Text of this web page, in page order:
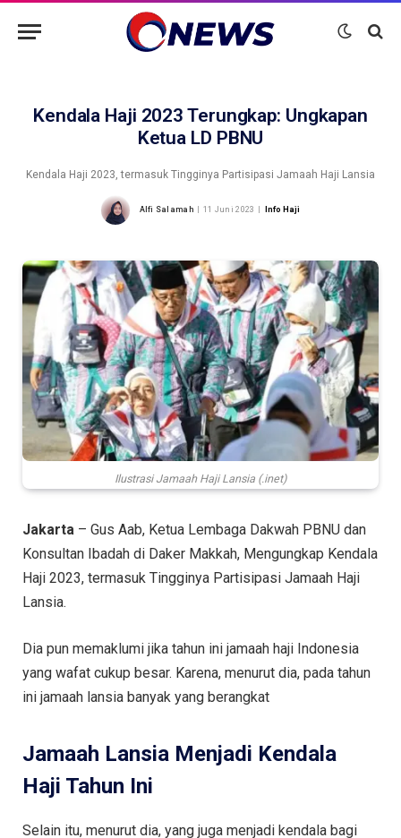
Kendala Haji 2023 Terungkap: Ungkapan
Ketua LD PBNU
Kendala Haji 2023, termasuk Tingginya Partisipasi Jamaah Haji Lansia
Alfi Salamah 11 Juni 2023 Info Haji
Ilustrasi Jamaah Haji Lansia (.inet)
Jakarta – Gus Aab, Ketua Lembaga Dakwah PBNU dan
Konsultan Ibadah di Daker Makkah, Mengungkap Kendala
Haji 2023, termasuk Tingginya Partisipasi Jamaah Haji
Lansia.
Dia pun memaklumi jika tahun ini jamaah haji Indonesia
yang wafat cukup besar. Karena, menurut dia, pada tahun
ini jamaah lansia banyak yang berangkat
Jamaah Lansia Menjadi Kendala
Haji Tahun Ini
Selain itu, menurut dia, yang juga menjadi kendala bagi